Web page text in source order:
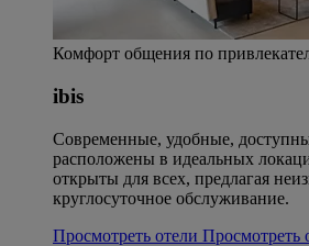
Комфорт общения по
ibis
Современные, удобные,
расположены в идеальных
открыты для всех, предлагая
круглосуточное обслуживание.
Просмотреть отели Просмотреть